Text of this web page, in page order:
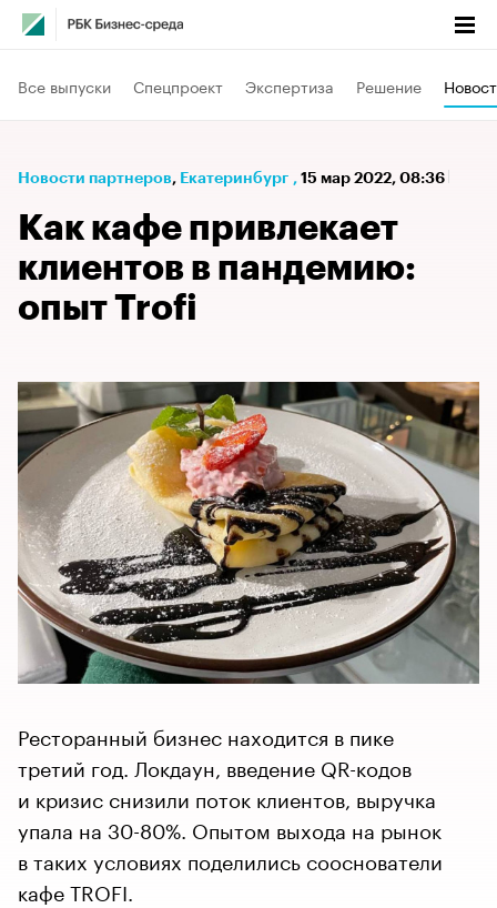
Все выпуски Спецпроект Экспертиза Решение
Новости партнеров⁠, Екатеринбург , 15 мар 2022, 08:36
Как кафе привлекает
клиентов в пандемию:
опыт Trofi
Ресторанный бизнес находится в пике
третий год. Локдаун, введение QR-кодов
и кризис снизили поток клиентов, выручка
упала на 30-80%. Опытом выхода на рынок
в таких условиях поделились сооснователи
кафе TROFI.